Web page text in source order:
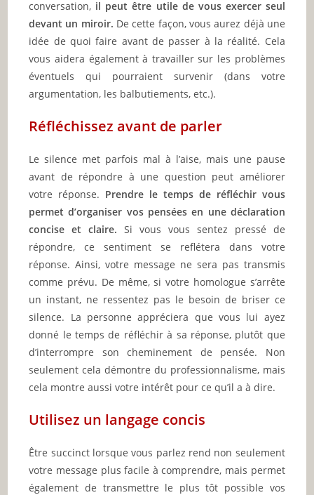
conversation, il peut être utile de vous exercer seul
devant un miroir. De cette façon, vous aurez déjà une
idée de quoi faire avant de passer à la réalité. Cela
vous aidera également à travailler sur les problèmes
éventuels qui pourraient survenir (dans votre
argumentation, les balbutiements, etc.).
Réfléchissez avant de parler
Le silence met parfois mal à l’aise, mais une pause
avant de répondre à une question peut améliorer
votre réponse. Prendre le temps de réfléchir vous
permet d’organiser vos pensées en une déclaration
concise et claire. Si vous vous sentez pressé de
répondre, ce sentiment se reflétera dans votre
réponse. Ainsi, votre message ne sera pas transmis
comme prévu. De même, si votre homologue s’arrête
un instant, ne ressentez pas le besoin de briser ce
silence. La personne appréciera que vous lui ayez
donné le temps de réfléchir à sa réponse, plutôt que
d’interrompre son cheminement de pensée. Non
seulement cela démontre du professionnalisme, mais
cela montre aussi votre intérêt pour ce qu’il a à dire.
Utilisez un langage concis
Être succinct lorsque vous parlez rend non seulement
votre message plus facile à comprendre, mais permet
également de transmettre le plus tôt possible vos